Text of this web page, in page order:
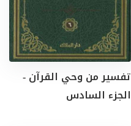
تفسير من وحي القرآن -
الجزء السادس